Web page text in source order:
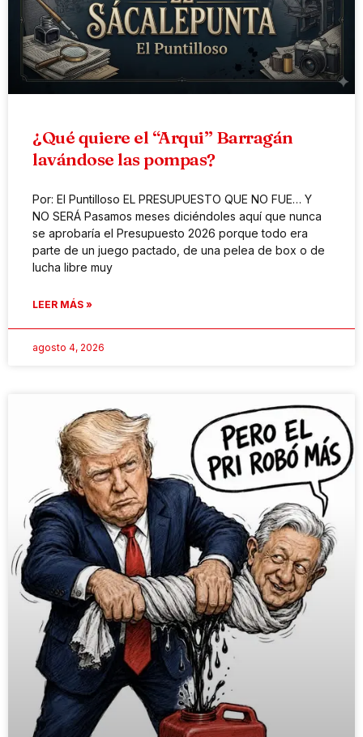
¿Qué quiere el “Arqui” Barragán
lavándose las pompas?
Por: El Puntilloso EL PRESUPUESTO QUE NO FUE… Y
NO SERÁ Pasamos meses diciéndoles aquí que nunca
se aprobaría el Presupuesto 2026 porque todo era
parte de un juego pactado, de una pelea de box o de
lucha libre muy
LEER MÁS »
agosto 4, 2026